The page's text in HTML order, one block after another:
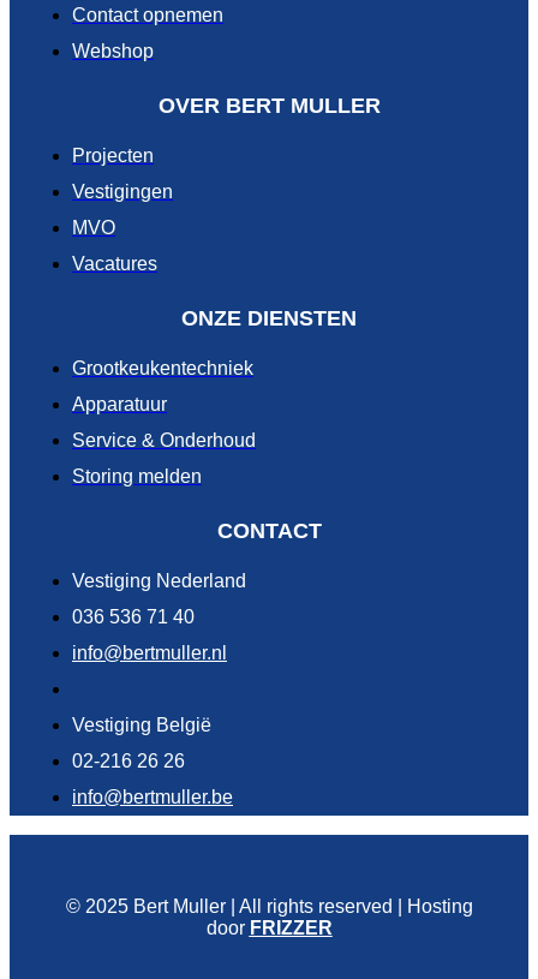
Contact opnemen
Webshop
OVER BERT MULLER
Projecten
Vestigingen
MVO
Vacatures
ONZE DIENSTEN
Grootkeukentechniek
Apparatuur
Service & Onderhoud
Storing melden
CONTACT
Vestiging Nederland
036 536 71 40
info@bertmuller.nl
Vestiging België
02-216 26 26
info@bertmuller.be
© 2025 Bert Muller | All rights reserved | Hosting
door FRIZZER